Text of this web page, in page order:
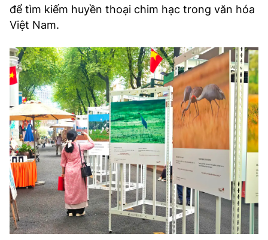
để tìm kiếm huyền thoại chim hạc trong văn hóa
Việt Nam.